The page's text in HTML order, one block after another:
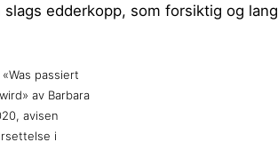
edderkopp, som forsiktig og
passiert
av Barbara
avisen
i